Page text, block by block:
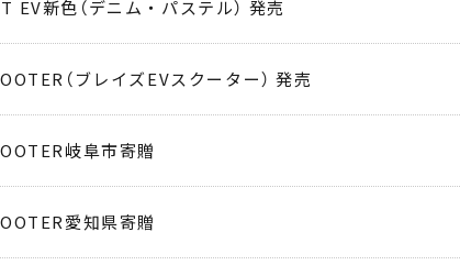
EV新色（デニム・パステル） 発売
（ブレイズEVスクーター） 発売
岐阜市寄贈
愛知県寄贈